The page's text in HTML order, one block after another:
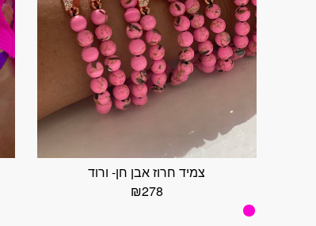
צמיד חרוז אבן חן- ורוד
₪278